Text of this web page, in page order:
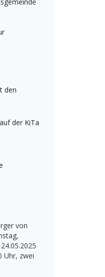
den
der KiTa
von
Uhr, zwei